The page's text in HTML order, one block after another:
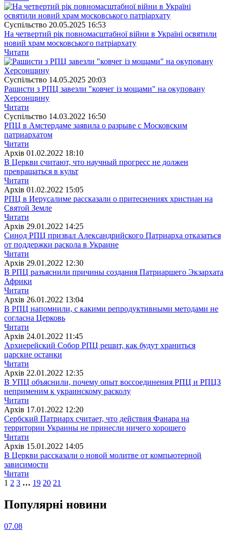
Суспiльство 20.05.2025 16:53
На четвертий рік повномасштабної війни в Україні освятили
новий храм московського патріархату
Читати
Суспiльство 14.05.2025 20:03
Рашисти з РПЦ завезли "ковчег із мощами" на окуповану
Херсонщину
Читати
Суспiльство 14.03.2022 16:50
РПЦ в Амстердаме заявила о разрыве с Московским
патриархатом
Читати
Архiв 01.02.2022 18:10
В Церкви считают, что научный прогресс не должен
превращаться в культ
Читати
Архiв 01.02.2022 15:05
РПЦ в Иерусалиме рассказали о притеснениях христиан на
Святой Земле
Читати
Архiв 29.01.2022 14:25
Синод РПЦ призвал Александрийского Патриарха отказаться
от поддержки раскола в Украине
Читати
Архiв 29.01.2022 12:30
В РПЦ разъяснили причины создания Патриаршего Экзархата
Африки
Читати
Архiв 26.01.2022 13:04
В РПЦ напомнили, с какими репродуктивными методами не
согласна Церковь
Читати
Архiв 24.01.2022 11:45
Архиерейский Собор РПЦ решит, как будут храниться
царские останки
Читати
Архiв 22.01.2022 12:35
В УПЦ объяснили, почему опыт воссоединения РПЦ и РПЦЗ
неприменим к украинскому расколу
Читати
Архiв 17.01.2022 12:20
Сербский Патриарх считает, что действия Фанара на
территории Украины не принесли ничего хорошего
Читати
Архiв 15.01.2022 14:05
В Церкви рассказали о новой молитве от компьютерной
зависимости
Читати
1 2 3 … 19 20 21
Популярнi новини
07.08